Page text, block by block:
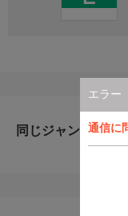
エラー
通信に
同じジャンルのお